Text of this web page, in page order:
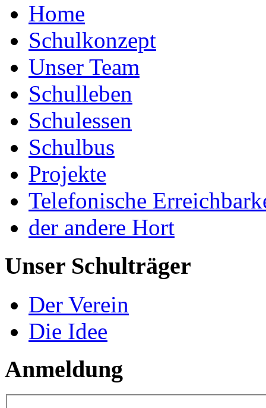
Home
Schulkonzept
Unser Team
Schulleben
Schulessen
Schulbus
Projekte
Telefonische
der andere Hort
Unser Schulträger
Der Verein
Die Idee
Anmeldung